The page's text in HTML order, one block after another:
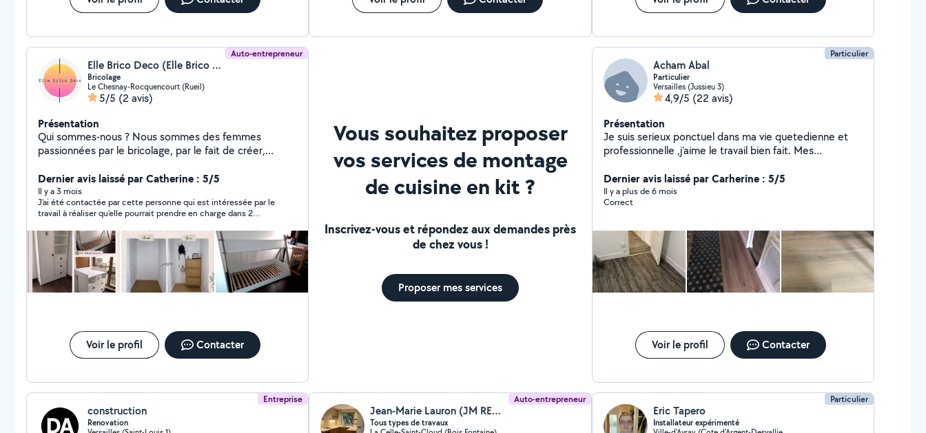
Auto-entrepreneur
Elle Brico Deco (Elle Brico Déco)
Bricolage
Le Chesnay-Rocquencourt (Rueil)
5/5 (2 avis)
Présentation
Qui sommes-nous ? Nous sommes des femmes
passionnées par le bricolage, par le fait de créer,
des problèmes. Nous aimons profondément ce que
nous faisons et surtout, nous aimons aider Brico Déco :
un service de confiance, humain et bienveillant.
Réparer, installer, aménager Mais aussi partager ce que
nous savons. Si vous souhaitez apprendre, comprendre,
ou même faire avec nous que ce soit vous, ou vos
enfants nous serons là, avec patience, sans jugement,
et avec plaisir Parce que le bricolage, c'est aussi une
forme d'autonomie et de confiance en soi Versailles &
Dernier avis laissé par Catherine : 5/5
Il y a 3 mois
J'ai été contactée par cette personne qui est intéressée par le
travail à réaliser qu'elle pourrait prendre en charge dans 2
Voir le profil Contacter
Vous souhaitez proposer
vos services de montage
de cuisine en kit ?
Inscrivez-vous et répondez aux demandes près
de chez vous !
Proposer mes services
Particulier
Acham Abal
Particulier
Versailles (Jussieu 3)
4,9/5 (22 avis)
Présentation
Je suis serieux ponctuel dans ma vie quetedienne et
professionnelle ,j'aime le travail bien fait. Mes
Rénovation - dépannage. Peinture, papier peint.
Préparation , enduit, ponçage et peinture. Pose et
dépose du papier peint. Carrelage sol et mur. Pose de
Dernier avis laissé par Carherine : 5/5
Il y a plus de 6 mois
Correct
Voir le profil Contacter
Entreprise
construction
Renovation
Auto-entrepreneur
Jean-Marie Lauron (JM RENOV)
Tous types de travaux
Particulier
Eric Tapero
Installateur expérimenté